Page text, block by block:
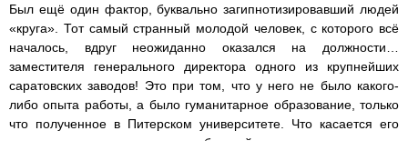
Был ещё один фактор, буквально загипнотизировавший людей
«круга». Тот самый странный молодой человек, с которого всё
началось, вдруг неожиданно оказался на должности…
заместителя генерального директора одного из крупнейших
саратовских заводов! Это при том, что у него не было какого-
либо опыта работы, а было гуманитарное образование, только
что полученное в Питерском университете. Что касается его